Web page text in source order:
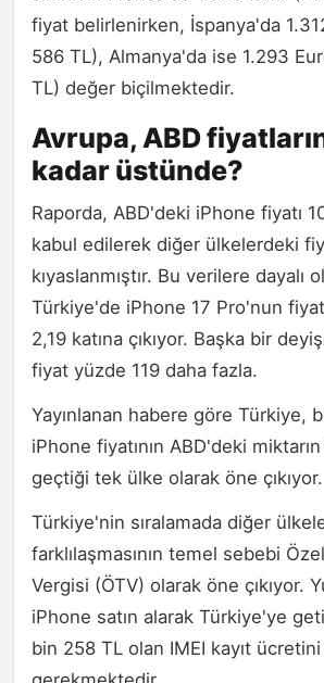
fiyat belirlenirken, İspanya'da
586 TL), Almanya'da ise 1.293
TL) değer biçilmektedir.
Avrupa, ABD
kadar üstünde?
Raporda, ABD'deki iPhone fiyatı
kabul edilerek diğer ülkelerdeki
kıyaslanmıştır. Bu verilere dayalı
Türkiye'de iPhone 17 Pro'nun
2,19 katına çıkıyor. Başka bir
fiyat yüzde 119 daha fazla.
Yayınlanan habere göre Türkiye,
iPhone fiyatının ABD'deki miktarın
geçtiği tek ülke olarak öne çıkıyor.
Türkiye'nin sıralamada diğer
farklılaşmasının temel sebebi
Vergisi (ÖTV) olarak öne çıkıyor.
iPhone satın alarak Türkiye'ye
bin 258 TL olan IMEI kayıt